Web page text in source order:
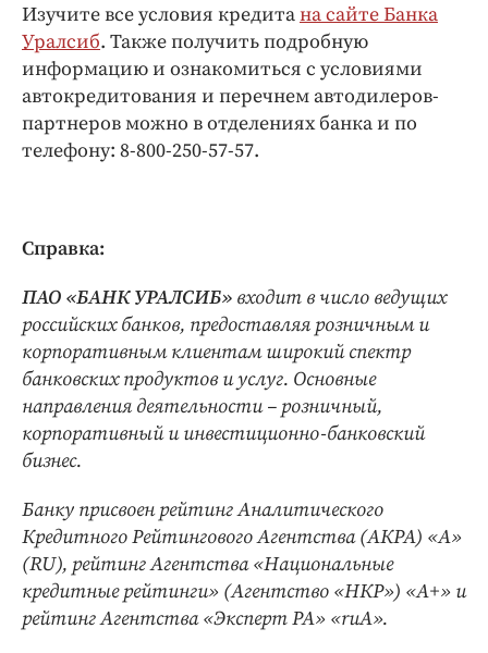
Изучите все условия кредитана сайте Банка
Уралсиб. Также получить подробную
информацию и ознакомиться с условиями
автокредитования и перечнем автодилеров-
партнеров можно в отделениях банка и по
телефону: 8-800-250-57-57.
Справка:
ПАО «БАНК УРАЛСИБ» входит в число ведущих
российских банков, предоставляя розничным и
корпоративным клиентам широкий спектр
банковских продуктов и услуг. Основные
направления деятельности – розничный,
корпоративный и инвестиционно-банковский
бизнес.
Банку присвоен рейтинг Аналитического
Кредитного Рейтингового Агентства (АКРА) «А»
(RU), рейтинг Агентства «Национальные
кредитные рейтинги» (Агентство «НКР») «А+» и
рейтинг Агентства «Эксперт РА» «ruА».